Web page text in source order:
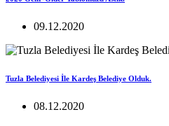
09.12.2020
Tuzla Belediyesi İle Kardeş Belediye Olduk.
08.12.2020